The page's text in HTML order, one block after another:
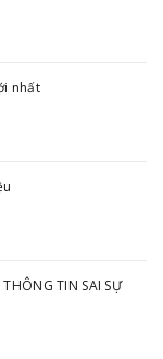
nhất
TIN SAI SỰ